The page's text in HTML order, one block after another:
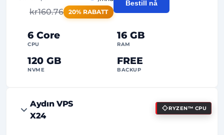
6 Core
CPU
16 GB
RAM
120 GB
NVME
FREE
BACKUP
kr160.76 20% RABATT
Bestill nå
99%
Aydın VPS
X24
RYZEN™ CPU